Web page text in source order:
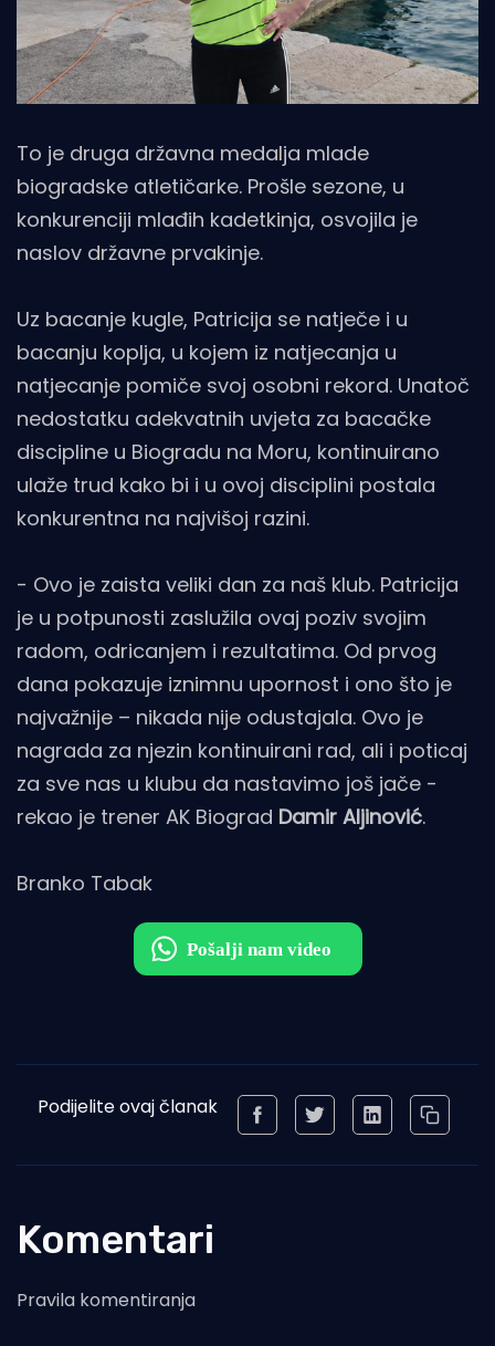
To je druga državna medalja mlade
biogradske atletičarke. Prošle sezone, u
konkurenciji mlađih kadetkinja, osvojila je
naslov državne prvakinje.
Uz bacanje kugle, Patricija se natječe i u
bacanju koplja, u kojem iz natjecanja u
natjecanje pomiče svoj osobni rekord. Unatoč
nedostatku adekvatnih uvjeta za bacačke
discipline u Biogradu na Moru, kontinuirano
ulaže trud kako bi i u ovoj disciplini postala
konkurentna na najvišoj razini.
- Ovo je zaista veliki dan za naš klub. Patricija
je u potpunosti zaslužila ovaj poziv svojim
radom, odricanjem i rezultatima. Od prvog
dana pokazuje iznimnu upornost i ono što je
najvažnije – nikada nije odustajala. Ovo je
nagrada za njezin kontinuirani rad, ali i poticaj
za sve nas u klubu da nastavimo još jače -
rekao je trener AK Biograd Damir Aljinović.
Branko Tabak
Podijelite ovaj članak
Komentari
Pravila komentiranja